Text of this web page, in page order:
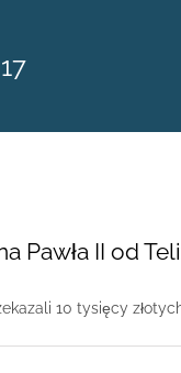
Pawła II od
10 tysięcy